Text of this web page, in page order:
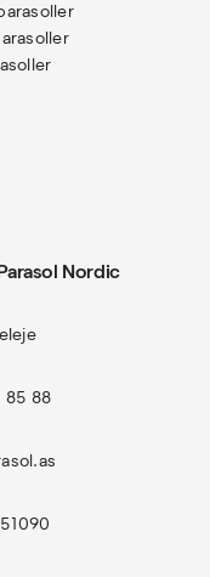
Nordic
85 88